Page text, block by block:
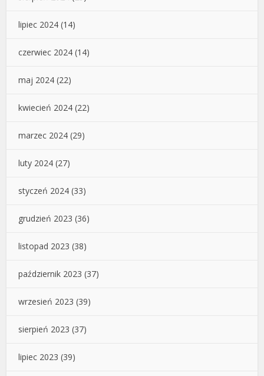
lipiec 2024 (14)
czerwiec 2024 (14)
maj 2024 (22)
kwiecień 2024 (22)
marzec 2024 (29)
luty 2024 (27)
styczeń 2024 (33)
grudzień 2023 (36)
listopad 2023 (38)
październik 2023 (37)
wrzesień 2023 (39)
sierpień 2023 (37)
lipiec 2023 (39)